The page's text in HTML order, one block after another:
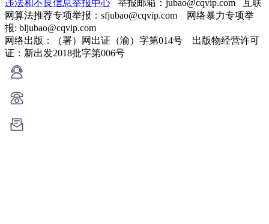
违法和不良信息举报中心 举报邮箱：jubao@cqvip.com 互联
网算法推荐专项举报：sfjubao@cqvip.com 网络暴力专项举
报: bljubao@cqvip.com
网络出版：（署）网出证（渝）字第014号 出版物经营许可
证：新出发2018批字第006号